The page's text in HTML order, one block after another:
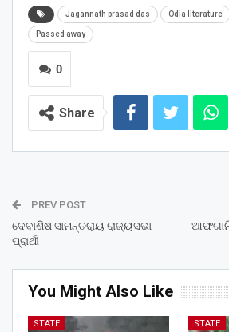
Jagannath prasad das Odia literature
Passed away
0
Share
PREV POST
ଦେବାଶିଷ ସାମନ୍ତରାୟ ରାଜ୍ୟସଭା
ପ୍ରାର୍ଥୀ
You Might Also Like
STATE STATE